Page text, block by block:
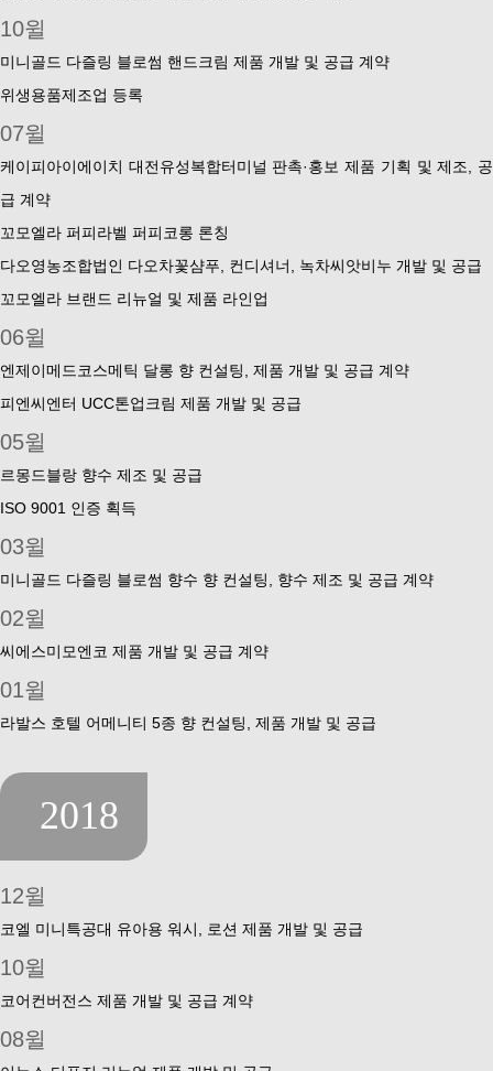
10윌
미니골드 다즐링 블로썸 핸드크림 제품 개발 및 공급 계약
위생용품제조업 등록
07윌
케이피아이에이치 대전유성복합터미널 판촉·홍보 제품 기획 및 제조, 공
급 계약
꼬모엘라 퍼피라벨 퍼피코롱 론칭
다오영농조합법인 다오차꽃샴푸, 컨디셔너, 녹차씨앗비누 개발 및 공급
꼬모엘라 브랜드 리뉴얼 및 제품 라인업
06윌
엔제이메드코스메틱 달롱 향 컨설팅, 제품 개발 및 공급 계약
피엔씨엔터 UCC톤업크림 제품 개발 및 공급
05윌
르몽드블랑 향수 제조 및 공급
ISO 9001 인증 획득
03윌
미니골드 다즐링 블로썸 향수 향 컨설팅, 향수 제조 및 공급 계약
02윌
씨에스미모엔코 제품 개발 및 공급 계약
01윌
라발스 호텔 어메니티 5종 향 컨설팅, 제품 개발 및 공급
2018
12윌
코엘 미니특공대 유아용 워시, 로션 제품 개발 및 공급
10윌
코어컨버전스 제품 개발 및 공급 계약
08윌